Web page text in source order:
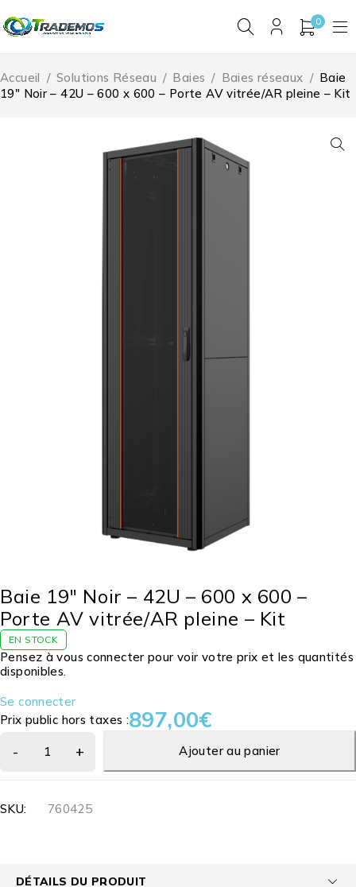
0
Accueil / Solutions Réseau / Baies / Baies réseaux / Baie
19″ Noir – 42U – 600 x 600 – Porte AV vitrée/AR pleine – Kit
Baie 19″ Noir – 42U – 600 x 600 –
Porte AV vitrée/AR pleine – Kit
EN STOCK
Pensez à vous connecter pour voir votre prix et les quantités
disponibles.
Se connecter
Prix public hors taxes :897,00€
Ajouter au panier
SKU: 760425
DÉTAILS DU PRODUIT